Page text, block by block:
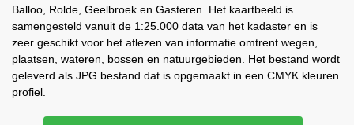
Balloo, Rolde, Geelbroek en Gasteren. Het kaartbeeld is
samengesteld vanuit de 1:25.000 data van het kadaster en is
zeer geschikt voor het aflezen van informatie omtrent wegen,
plaatsen, wateren, bossen en natuurgebieden. Het bestand wordt
geleverd als JPG bestand dat is opgemaakt in een CMYK kleuren
profiel.